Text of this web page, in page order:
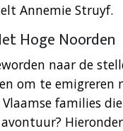
Annemie Struyf.
Hoge Noorden
naar de
om te emigreren
Vlaamse families